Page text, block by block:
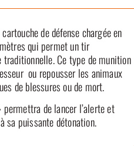
de défense chargée en
qui permet un tir
Ce type de munition
ou repousser les animaux
de blessures ou de mort.
permettra de lancer l’alerte et
sa puissante détonation.